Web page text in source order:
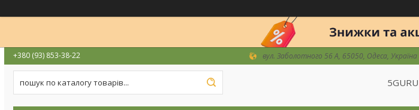
+380 (93) 853-38-22 вул. Заболотного 56 А, 65050, Одеса, Україна
5GURU